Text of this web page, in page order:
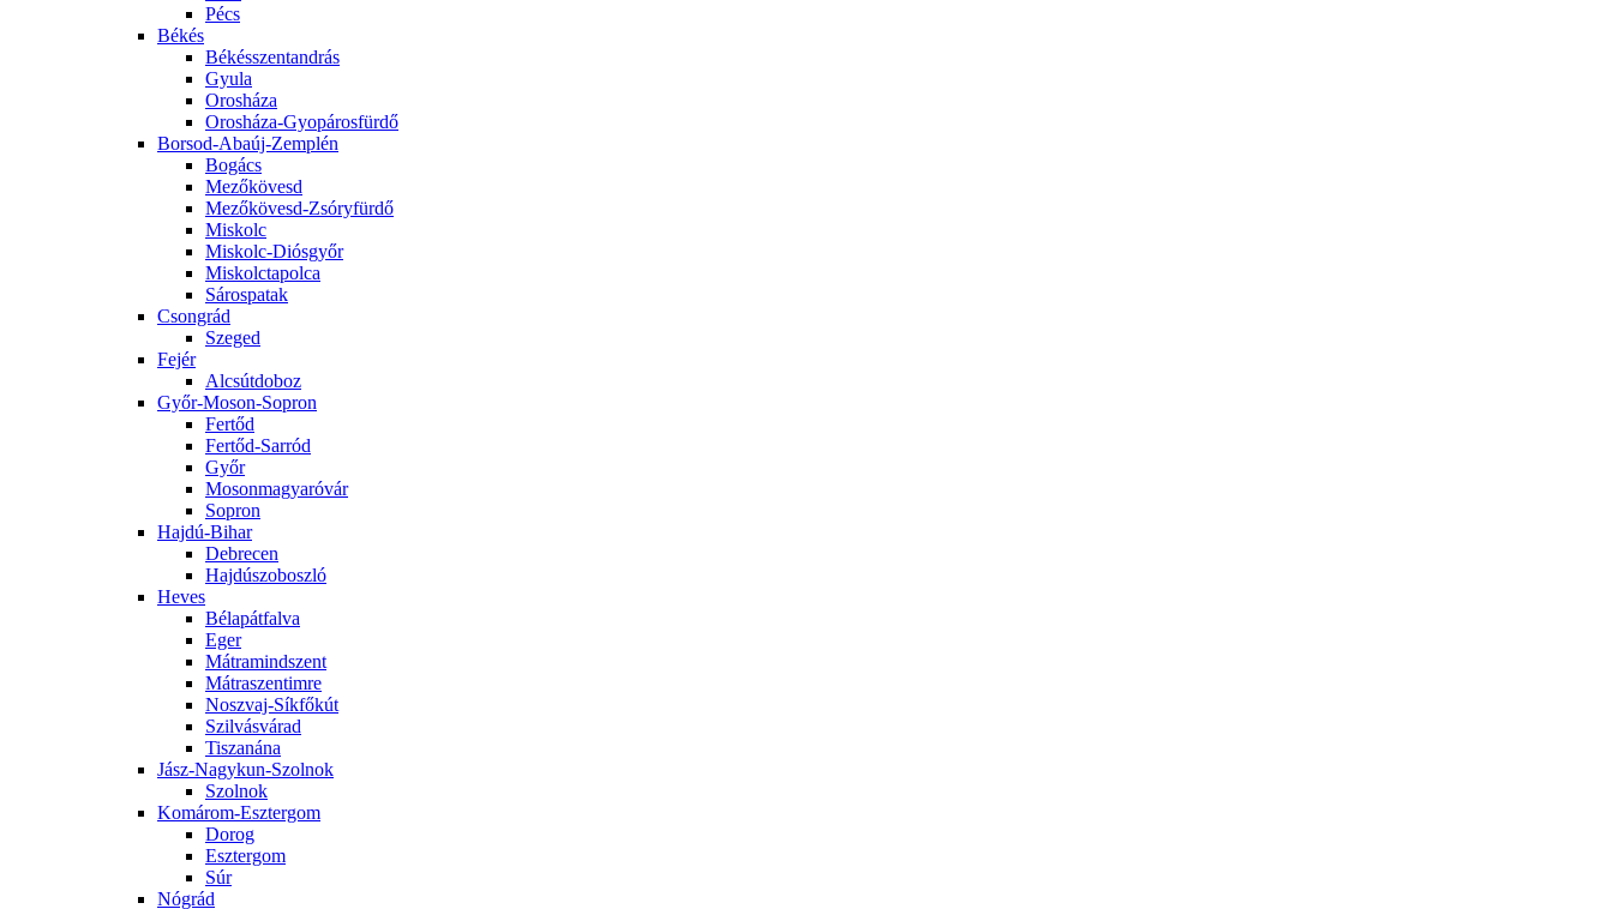
Pécs
Békés
Békésszentandrás
Gyula
Orosháza
Orosháza-Gyopárosfürdő
Borsod-Abaúj-Zemplén
Bogács
Mezőkövesd
Mezőkövesd-Zsóryfürdő
Miskolc
Miskolc-Diósgyőr
Miskolctapolca
Sárospatak
Csongrád
Szeged
Fejér
Alcsútdoboz
Győr-Moson-Sopron
Fertőd
Fertőd-Sarród
Győr
Mosonmagyaróvár
Sopron
Hajdú-Bihar
Debrecen
Hajdúszoboszló
Heves
Bélapátfalva
Eger
Mátramindszent
Mátraszentimre
Noszvaj-Síkfőkút
Szilvásvárad
Tiszanána
Jász-Nagykun-Szolnok
Szolnok
Komárom-Esztergom
Dorog
Esztergom
Súr
Nógrád